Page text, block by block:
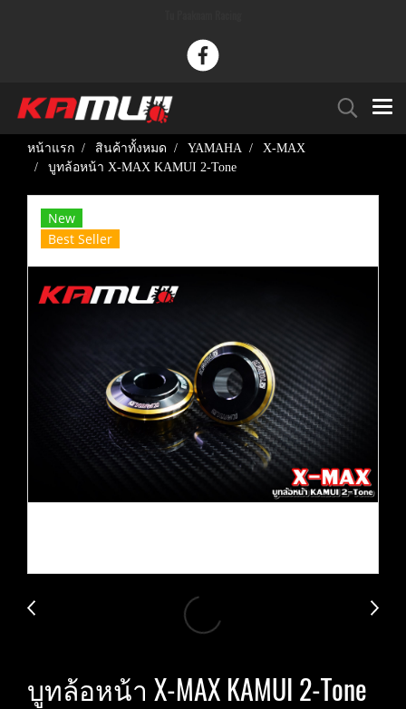
หน้าแรก สินค้าทั้งหมด YAMAHA
X-MAX
บูทล้อหน้า X-MAX KAMUI 2-Tone
New
Best Seller
บูทล้อหน้า X-MAX KAMUI 2-Tone